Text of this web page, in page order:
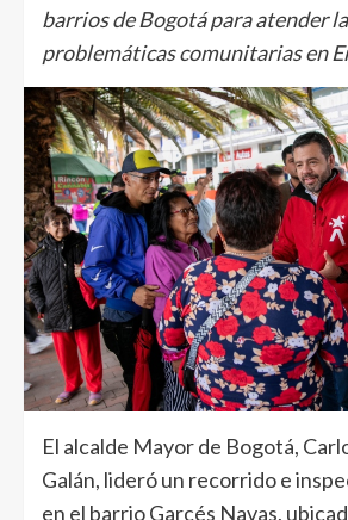
barrios de Bogotá para atender
problemáticas comunitarias en
El alcalde Mayor de Bogotá,
Galán, lideró un recorrido e
en el barrio Garcés Navas,